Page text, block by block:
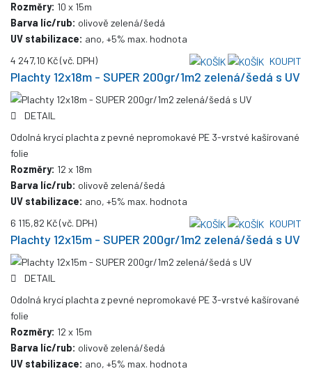
Rozměry: 10 x 15m
Barva líc/rub: olivově zelená/šedá
UV stabilizace: ano, +5% max. hodnota
4 247,10 Kč(vč. DPH) KOUPIT
Plachty 12x18m - SUPER 200gr/1m2 zelená/šedá s UV
DETAIL
Odolná krycí plachta z pevné nepromokavé PE 3-vrstvé kašírované
folie
Rozměry: 12 x 18m
Barva líc/rub: olivově zelená/šedá
UV stabilizace: ano, +5% max. hodnota
6 115,82 Kč(vč. DPH) KOUPIT
Plachty 12x15m - SUPER 200gr/1m2 zelená/šedá s UV
DETAIL
Odolná krycí plachta z pevné nepromokavé PE 3-vrstvé kašírované
folie
Rozměry: 12 x 15m
Barva líc/rub: olivově zelená/šedá
UV stabilizace: ano, +5% max. hodnota